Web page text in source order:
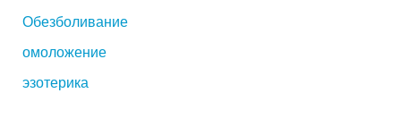
Обезболивание
омоложение
эзотерика